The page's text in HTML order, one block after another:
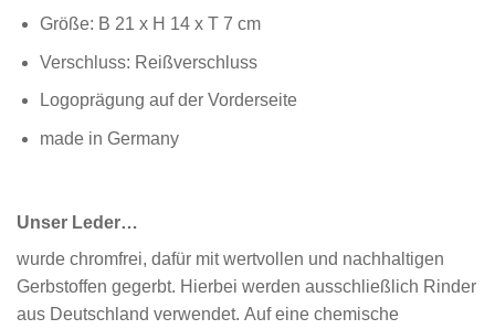
Größe: B 21 x H 14 x T 7 cm
Verschluss: Reißverschluss
Logoprägung auf der Vorderseite
made in Germany
Unser Leder…
wurde chromfrei, dafür mit wertvollen und nachhaltigen
Gerbstoffen gegerbt. Hierbei werden ausschließlich Rinder
aus Deutschland verwendet. Auf eine chemische